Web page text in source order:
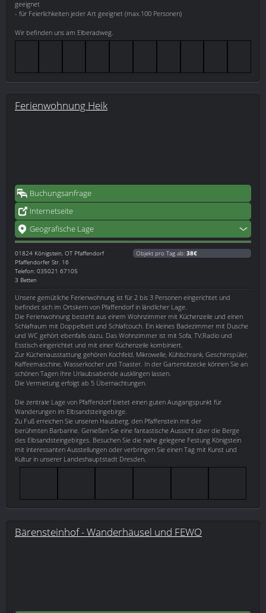
geeignet
- für Feierlichkeiten jeder Art geeignet (max.100 Personen)
Wir befinden uns am Elberadweg.
Ferienwohnung Heik
Buchungsanfrage
Internetseite
Geografische Lage
01824 Königstein, OT Pfaffendorf
Pfaffendorfer Str. 16
Telefon: 035021 67105
3 Betten
Objekt pro Tag ab: 38€
Unsere gemütliche Ferienwohnung ist für 2 bis 3 Personen eingerichtet und
befindet sich im Ortskern von Pfaffendorf in ländlicher Lage.
Die Ferienwohnung besteht aus einem Wohnzimmer mit Küchenzeile und einen
Schlafraum mit Doppelbett und Schlafcouch. Ein kleines Badezimmer mit Dusche
und WC gehört ebenfalls dazu. Das Wohnzimmer ist mit Sofa, TV,Radio und
Esstisch eingerichtet und mit einer Küchenzeile kombiniert.
Zur Küchenausstattung gehören Kochfeld, Mikrowelle, Kühlschrank, Geschirrspüler,
Kaffeemaschine, Wasserkocher und Toaster. In der Gartensitzecke können Sie an
schönen Tagen Ihre Urlaubsabende ausklingen lassen.
Die Vermietung erfolgt ab 5 Übernachtungen.
Die zentrale Lage von Pfaffendorf bietet einen guten Ausgangspunkt für
Wanderungen im Elbsandsteingebirge.
Zu Fuß erreichen Sie unseren Hausberg, den Pfaffenstein mit der
berühmten Barbarine. Genießen Sie eine fantastische Aussicht über die Berge
des Elbsandsteingebirges. Besuchen Sie die nahe gelegene Festung Königstein
mit interessanten Ausstellungen oder verbringen Sie einen Tag mit Kunst und
Kultur in unserer Landeshauptstadt Dresden.
Bärensteinhof - Wanderhäusel und FEWO